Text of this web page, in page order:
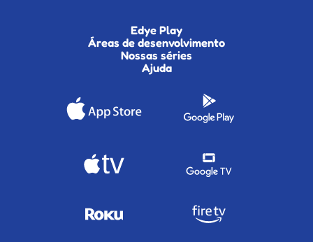
Edye Play
Áreas de desenvolvimento
Nossas séries
Ajuda